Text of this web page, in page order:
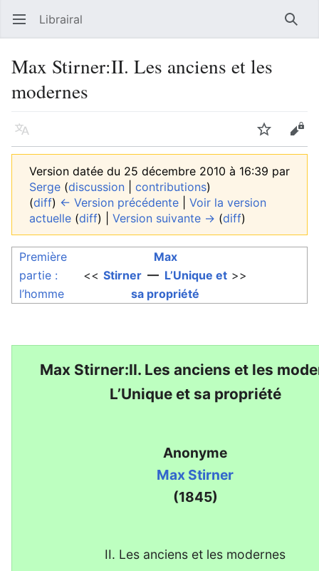
Ouvrir le menu principal Librairal
Max Stirner:II. Les anciens et les
modernes
Langue Suivre
Version datée du 25 décembre 2010 à 16:39 par
Serge (discussion contributions)
(diff) ← Version précédente
Voir la version
actuelle (diff) | Version suivante → (diff)
Première
partie :
l’homme
<<
Max
Stirner — L’Unique et
sa propriété
>>
Max Stirner:II. Les anciens et les
L’Unique et sa propriété
Anonyme
Max Stirner
(1845)
II. Les anciens et les modernes